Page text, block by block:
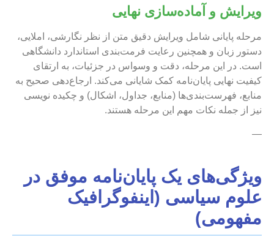
ویرایش و آماده‌سازی نهایی
مرحله پایانی شامل ویرایش دقیق متن از نظر نگارشی، املایی،
دستور زبان و همچنین رعایت فرمت‌بندی استاندارد دانشگاهی
است. در این مرحله، دقت و وسواس در جزئیات، به ارتقای
کیفیت نهایی پایان‌نامه کمک شایانی می‌کند. ارجاع‌دهی صحیح به
منابع، فهرست‌بندی‌ها (منابع، جداول، اشکال) و چکیده نویسی
نیز از جمله نکات مهم این مرحله هستند.
—
ویژگی‌های یک پایان‌نامه موفق در
علوم سیاسی (اینفوگرافیک
مفهومی)